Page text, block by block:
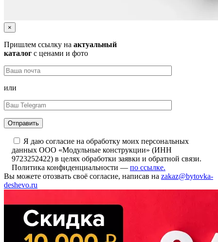
×
Пришлем ссылку на актуальный
каталог с ценами и фото
или
Я даю согласие на обработку моих персональных
данных ООО «Модульные конструкции» (ИНН
9723252422) в целях обработки заявки и обратной связи.
Политика конфиденциальности — по ссылке.
Вы можете отозвать своё согласие, написав на zakaz@bytovka-
deshevo.ru